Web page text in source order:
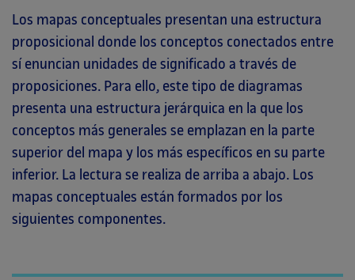
Los mapas conceptuales presentan una estructura
proposicional donde los conceptos conectados entre
sí enuncian unidades de significado a través de
proposiciones. Para ello, este tipo de diagramas
presenta una estructura jerárquica en la que los
conceptos más generales se emplazan en la parte
superior del mapa y los más específicos en su parte
inferior. La lectura se realiza de arriba a abajo. Los
mapas conceptuales están formados por los
siguientes componentes.